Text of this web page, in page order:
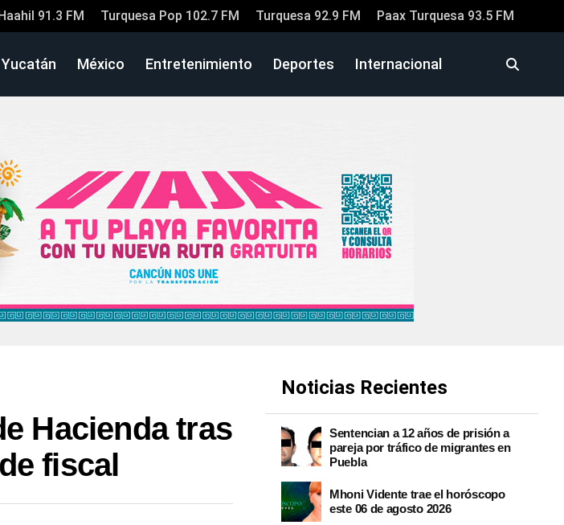
91.3 FM Turquesa Pop 102.7 FM Turquesa 92.9 FM Paax Turquesa 93.5 FM
Yucatán México Entretenimiento Deportes Internacional
Hacienda tras
fiscal
Noticias Recientes
Sentencian a 12 años de prisión a
pareja por tráfico de migrantes en
Puebla
Mhoni Vidente trae el horóscopo
este 06 de agosto 2026